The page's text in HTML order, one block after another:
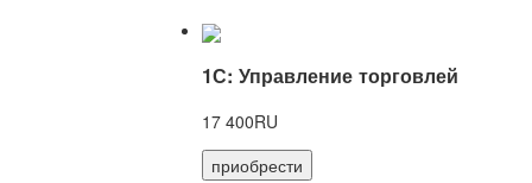
1С: Управление торговлей
17 400RU
приобрести